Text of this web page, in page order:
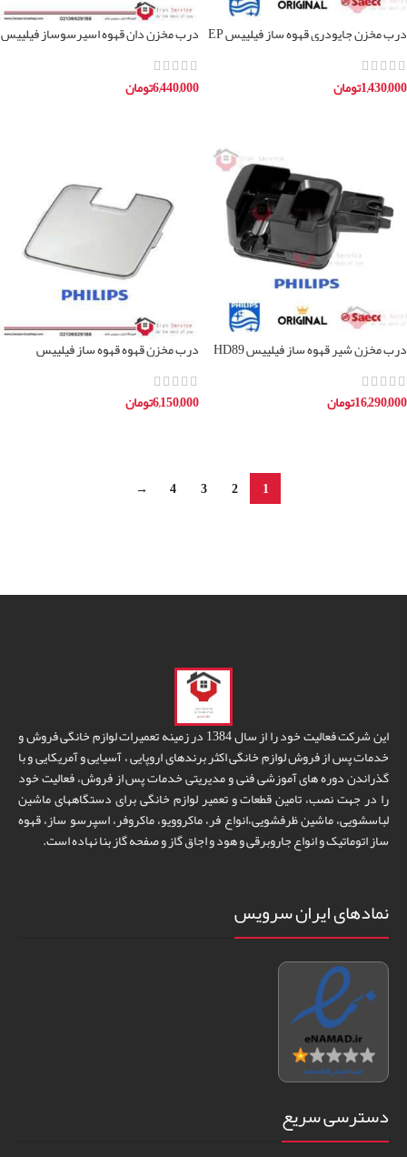
درب مخزن جاپودری قهوه ساز فیلیپس EP
1,430,000تومان
درب مخزن دان قهوه اسپرسوساز فیلیپس
EP22
6,440,000تومان
درب مخزن شیر قهوه ساز فیلیپس HD89
16,290,000تومان
درب مخزن قهوه قهوه ساز فیلیپس
6,150,000تومان
1
2
3
4
→
این شرکت فعالیت خود را از سال 1384 در زمینه تعمیرات لوازم خانگی فروش و
خدمات پس از فروش لوازم خانگی اکثر برندهای اروپایی ، آسیایی و آمریکایی و با
گذراندن دوره های آموزشی فنی و مدیریتی خدمات پس از فروش، فعالیت خود
را در جهت نصب، تامین قطعات و تعمیر لوازم خانگی برای دستگاههای ماشین
لباسشویی، ماشین ظرفشویی،انواع فر، ماکروویو، ماکروفر، اسپرسو ساز، قهوه
ساز اتوماتیک و انواع جاروبرقی و هود و اجاق گاز و صفحه گاز بنا نهاده است.
نمادهای ایران سرویس
دسترسی سریع